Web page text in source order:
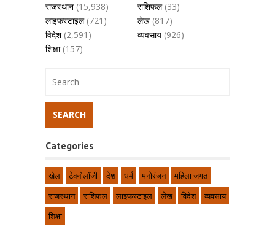
राजस्थान (15,938) राशिफल(33)
लाइफस्टाइल(721) लेख (817)
विदेश(2,591) व्यवसाय (926)
शिक्षा(157)
Categories
खेल टेक्नोलॉजी देश धर्म मनोरंजन
महिला जगत
राजस्थान
राशिफल लाइफस्टाइल लेख विदेश
व्यवसाय
शिक्षा